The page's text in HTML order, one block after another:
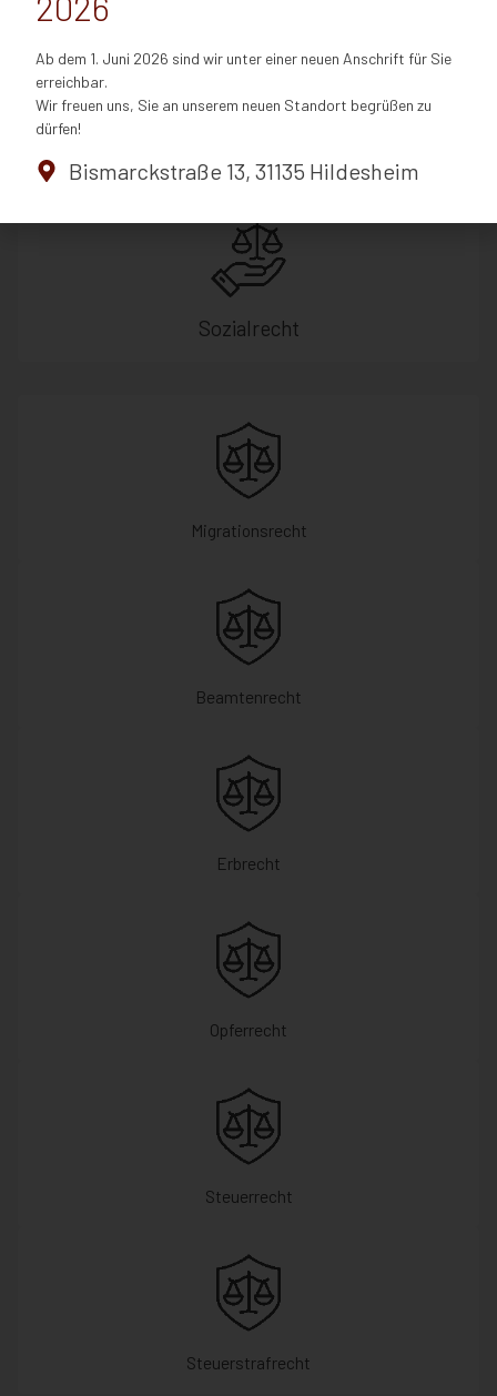
Sozialrecht
Migrationsrecht
Beamtenrecht
Erbrecht
Opferrecht
Steuerrecht
Steuerstrafrecht
Ab dem 1. Juni 2026 sind wir unter einer neuen Anschrift für Sie
erreichbar.
Wir freuen uns, Sie an unserem neuen Standort begrüßen zu
dürfen!
Bismarckstraße 13, 31135 Hildesheim